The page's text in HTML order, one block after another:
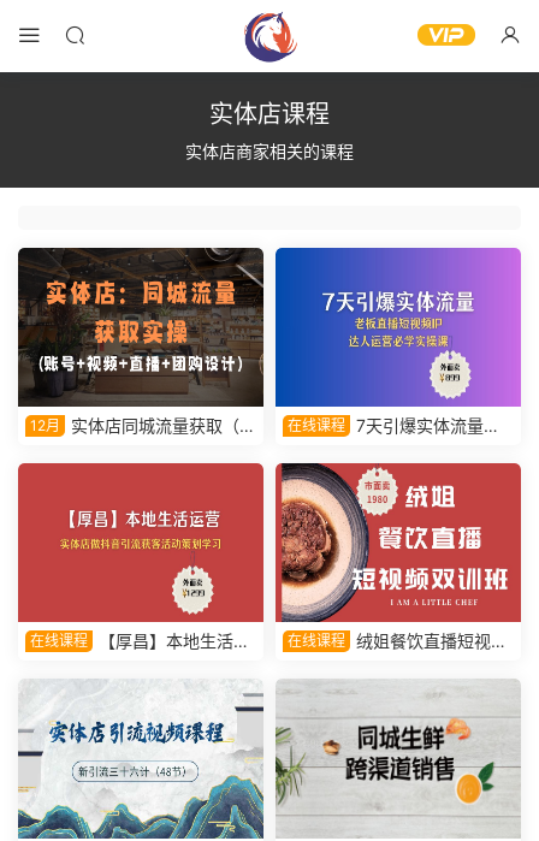
实体店课程
实体店商家相关的课程
12月
实体店同城流量获取（账
在线课程 7天引爆实体流量，
学实操课
在线课程
【厚昌】本地生活运
策划学习
在线课程 绒姐餐饮直播短视频